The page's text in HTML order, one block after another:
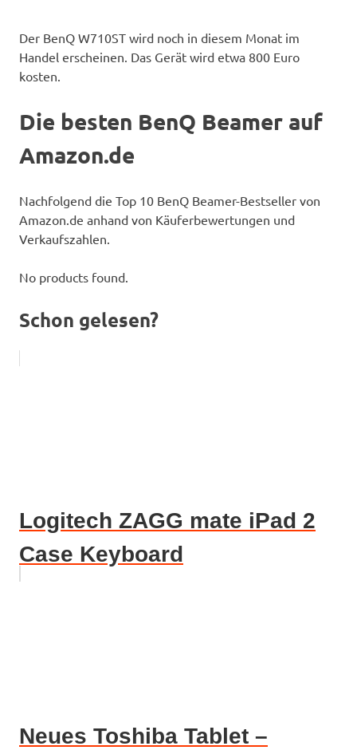
Der BenQ W710ST wird noch in diesem Monat im
Handel erscheinen. Das Gerät wird etwa 800 Euro
kosten.
Die besten BenQ Beamer auf
Amazon.de
Nachfolgend die Top 10 BenQ Beamer-Bestseller von
Amazon.de anhand von Käuferbewertungen und
Verkaufszahlen.
No products found.
Schon gelesen?
Logitech ZAGG mate iPad 2
Case Keyboard
Neues Toshiba Tablet –